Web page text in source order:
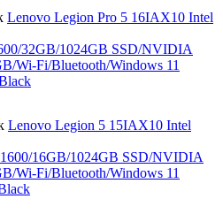
Lenovo Legion Pro 5 16IAX10 Intel
32GB/1024GB SSD/NVIDIA
Wi-Fi/Bluetooth/Windows 11
Lenovo Legion 5 15IAX10 Intel
16GB/1024GB SSD/NVIDIA
Wi-Fi/Bluetooth/Windows 11